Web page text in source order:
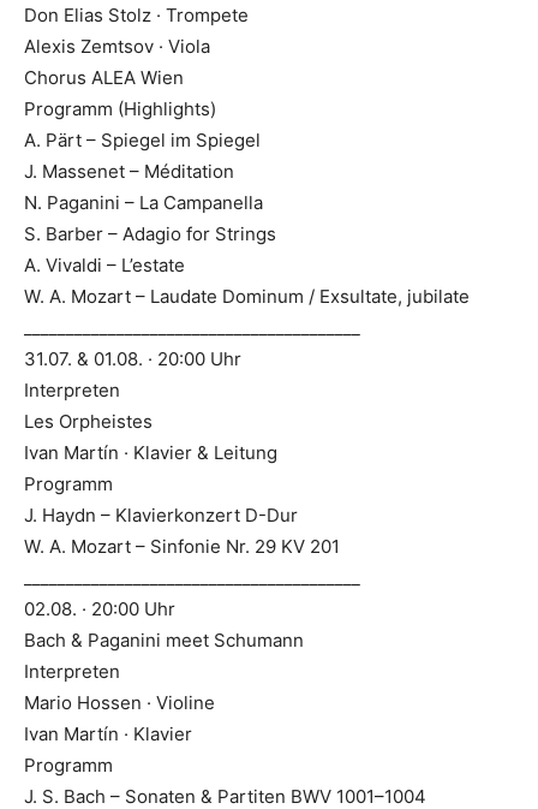
Don Elias Stolz · Trompete
Alexis Zemtsov · Viola
Chorus ALEA Wien
Programm (Highlights)
A. Pärt – Spiegel im Spiegel
J. Massenet – Méditation
N. Paganini – La Campanella
S. Barber – Adagio for Strings
A. Vivaldi – L’estate
W. A. Mozart – Laudate Dominum / Exsultate, jubilate
31.07. & 01.08. · 20:00 Uhr
Interpreten
Les Orpheistes
Ivan Martín · Klavier & Leitung
Programm
J. Haydn – Klavierkonzert D-Dur
W. A. Mozart – Sinfonie Nr. 29 KV 201
02.08. · 20:00 Uhr
Bach & Paganini meet Schumann
Interpreten
Mario Hossen · Violine
Ivan Martín · Klavier
Programm
J. S. Bach – Sonaten & Partiten BWV 1001–1004